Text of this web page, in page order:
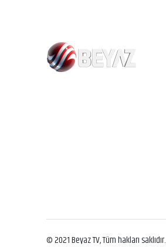
© 2021 Beyaz TV, Tüm hakları saklıdır.